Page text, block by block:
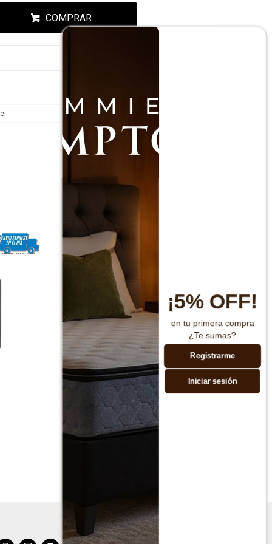
COMPRAR
Espejo redondo con marco de raffia
$ 990 $ 1.990
¡5% OFF!
en tu primera compra
¿Te sumas?
Registrarme
Iniciar sesión